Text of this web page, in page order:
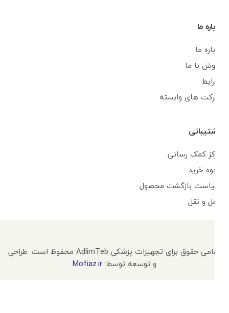
درباره ما
درباره ما
فروش با ما
شرایط
شرکت های وابسته
پشتیبانی
مرکز کمک رسانی
نحوه خرید
سیاست بازگشت محصول
حمل و نقل
تمامی حقوق برای تجهیزات پزشکی AdlimTeb محفوظ است. طراحی
و توسعه توسط:Mofiaz.ir